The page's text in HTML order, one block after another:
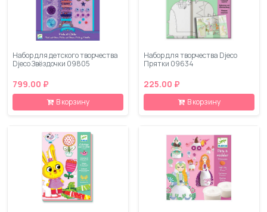
Набор для детского творчества
Djeco Звёздочки 09805
799.00 ₽
В корзину
Набор для творчества Djeco
Прятки 09634
225.00 ₽
В корзину